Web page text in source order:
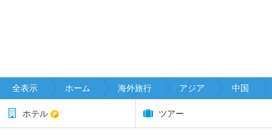
全表示 ホーム 海外旅行 アジア 中国
ホテル ツアー